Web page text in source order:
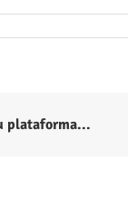
plataforma...